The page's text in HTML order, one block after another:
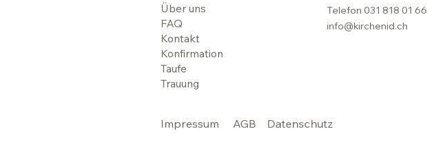
Telefon 031 818 01 66
info@kirchenid.ch
Über uns
FAQ
Kontakt
Konfirmation
Taufe
Trauung
Impressum AGB Datenschutz